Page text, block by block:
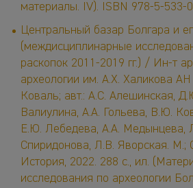
материалы. IV). ISBN 978-5-533-
Центральный базар Болгара и
(междисциплинарные
раскопок 2011-2019 гг.) / Ин-т
археологии им. А.Х. Халикова
Коваль; авт.: А.С. Алешинская,
Валиулина, А.А. Гольева, В.Ю.
Е.Ю. Лебедева, А.А. Медынцева,
Спиридонова, Л.В. Яворская. М.;
История, 2022. 288 с., ил.
исследования по археологии